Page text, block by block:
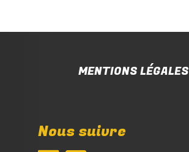
MENTIONS LÉGALES
Nous suivre